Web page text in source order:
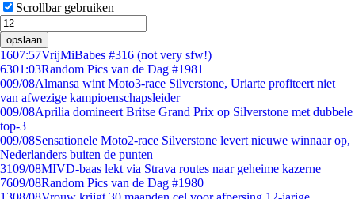
Scrollbar gebruiken
opslaan
1607:57VrijMiBabes #316 (not very sfw!)
6301:03Random Pics van de Dag #1981
009/08Almansa wint Moto3-race Silverstone, Uriarte profiteert niet
van afwezige kampioenschapsleider
009/08Aprilia domineert Britse Grand Prix op Silverstone met dubbele
top-3
009/08Sensationele Moto2-race Silverstone levert nieuwe winnaar op,
Nederlanders buiten de punten
3109/08MIVD-baas lekt via Strava routes naar geheime kazerne
7609/08Random Pics van de Dag #1980